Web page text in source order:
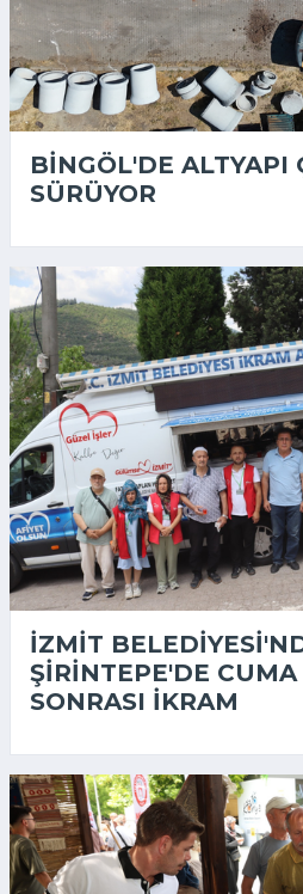
BINGÖL'DE ALTYAPI
SÜRÜYOR
İZMIT
ŞIRINTEPE'DE
SONRASI IKRAM